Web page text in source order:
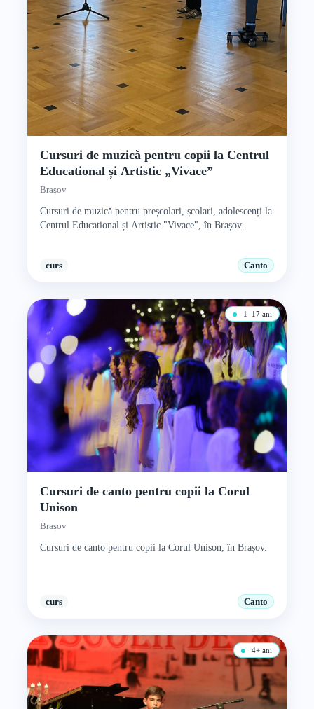
Cursuri de muzică pentru copii la Centrul
Educational și Artistic „Vivace”
Brașov
Cursuri de muzică pentru preșcolari, școlari, adolescenți la
Centrul Educational și Artistic "Vivace", în Brașov.
curs Canto
1–17 ani
Cursuri de canto pentru copii la Corul
Unison
Brașov
Cursuri de canto pentru copii la Corul Unison, în Brașov.
curs Canto
4+ ani